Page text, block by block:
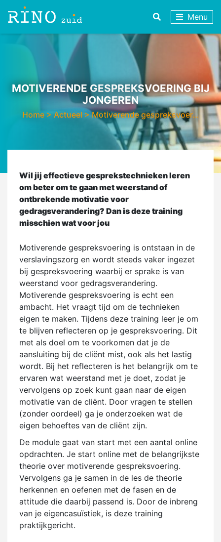
Menu
MOTIVERENDE GESPREKSVOERING BIJ
JONGEREN
Home > Actueel >Motiverende gespreksvoer…
Wil jij effectieve gesprekstechnieken leren
om beter om te gaan met weerstand of
ontbrekende motivatie voor
gedragsverandering? Dan is deze training
misschien wat voor jou
Motiverende gespreksvoering is ontstaan in de
verslavingszorg en wordt steeds vaker ingezet
bij gespreksvoering waarbij er sprake is van
weerstand voor gedragsverandering.
Motiverende gespreksvoering is echt een
ambacht. Het vraagt tijd om de technieken
eigen te maken. Tijdens deze training leer je om
te blijven reflecteren op je gespreksvoering. Dit
met als doel om te voorkomen dat je de
aansluiting bij de cliënt mist, ook als het lastig
wordt. Bij het reflecteren is het belangrijk om te
ervaren wat weerstand met je doet, zodat je
vervolgens op zoek kunt gaan naar de eigen
motivatie van de cliënt. Door vragen te stellen
(zonder oordeel) ga je onderzoeken wat de
eigen behoeftes van de cliënt zijn.
De module gaat van start met een aantal online
opdrachten. Je start online met de belangrijkste
theorie over motiverende gespreksvoering.
Vervolgens ga je samen in de les de theorie
herkennen en oefenen met de fasen en de
attitude die daarbij passend is. Door de inbreng
van je eigencasuïstiek, is deze training
praktijkgericht.